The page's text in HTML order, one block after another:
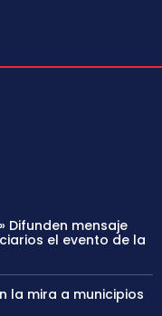
Difunden mensaje
el evento de la
la mira a municipios